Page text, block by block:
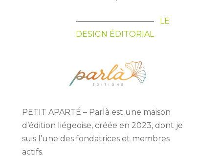
——————————
LE
DESIGN ÉDITORIAL
PETIT APARTÉ – Parlà est une maison
d’édition liégeoise, créée en 2023, dont je
suis l’une des fondatrices et membres
actifs.